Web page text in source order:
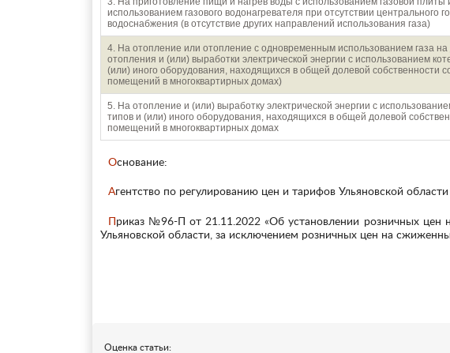
использованием газового водонагревателя при отсутствии центрального
водоснабжения (в отсутствие других направлений использования газа)
4. На отопление или отопление с одновременным использованием газа на
отопления и (или) выработки электрической энергии с использованием
(или) иного оборудования, находящихся в общей долевой собственности
помещений в многоквартирных домах)
5. На отопление и (или) выработку электрической энергии с
типов и (или) иного оборудования, находящихся в общей долевой
помещений в многоквартирных домах
Основание:
Агентство по регулированию цен и тарифов Ульяновской области
Ульяновской области, за исключением розничных цен на
Оценка статьи: